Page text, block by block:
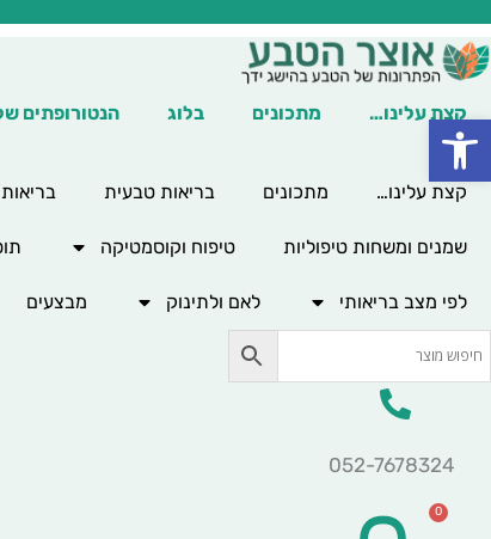
פתח סרגל נגישות
לתוכן
קצת עלינו… מתכונים בלוג הנטורופתים
קצת עלינו… מתכונים בריאות טבעית
שמנים ומשחות טיפוליות טיפוח וקוסמטיקה
לפי מצב בריאותי לאם ולתינוק מבצעים
052-7678324
0